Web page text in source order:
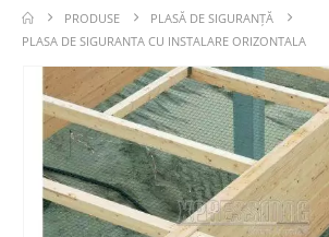
PRODUSE
PLASĂ DE SIGURANȚĂ
PLASA DE SIGURANTA CU INSTALARE ORIZONTALA